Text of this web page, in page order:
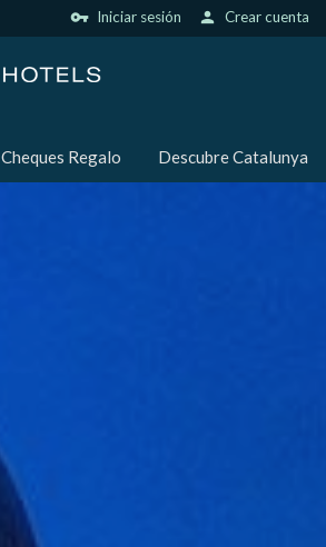
vpn_key Iniciar sesión person Crear cuenta
Cheques Regalo Descubre Catalunya